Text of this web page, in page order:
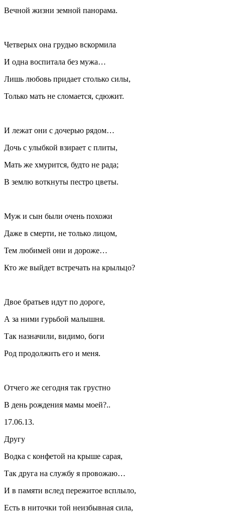
Вечной жизни земной панорама.
Четверых она грудью вскормила
И одна воспитала без мужа…
Лишь любовь придает столько силы,
Только мать не сломается, сдюжит.
И лежат они с дочерью рядом…
Дочь с улыбкой взирает с плиты,
Мать же хмурится, будто не рада;
В землю воткнуты пестро цветы.
Муж и сын были очень похожи
Даже в смерти, не только лицом,
Тем любимей они и дороже…
Кто же выйдет встречать на крыльцо?
Двое братьев идут по дороге,
А за ними гурьбой малышня.
Так назначили, видимо, боги
Род продолжить его и меня.
Отчего же сегодня так грустно
В день рождения мамы моей?..
17.06.13.
Другу
Водка с конфетой на крыше сарая,
Так друга на службу я провожаю…
И в памяти вслед пережитое всплыло,
Есть в ниточки той неизбывная сила,